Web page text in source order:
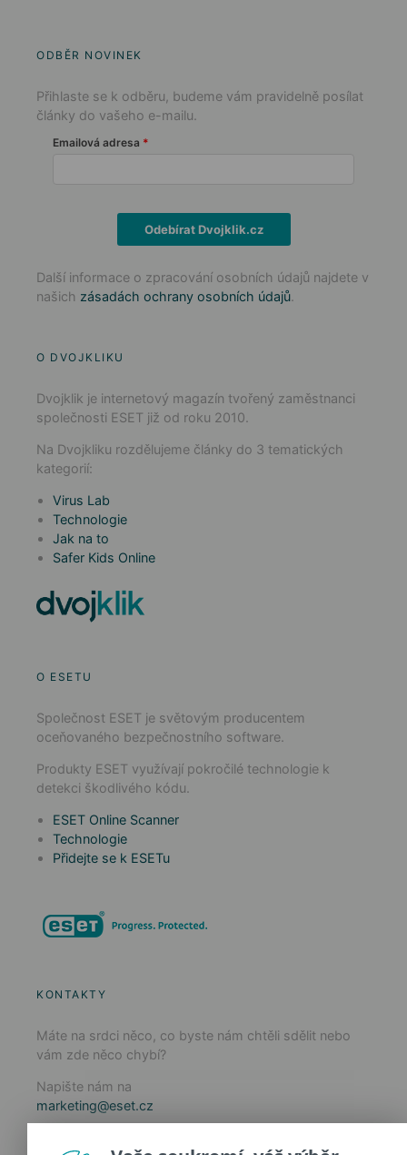
ODBĚR NOVINEK
Přihlaste se k odběru, budeme vám pravidelně posílat
články do vašeho e-mailu.
Emailová adresa
Odebírat Dvojklik.cz
Další informace o zpracování osobních údajů najdete v
našich zásadách ochrany osobních údajů.
O DVOJKLIKU
Dvojklik je internetový magazín tvořený zaměstnanci
společnosti ESET již od roku 2010.
Na Dvojkliku rozdělujeme články do 3 tematických
kategorií:
Virus Lab
Technologie
Jak na to
Safer Kids Online
O ESETU
Společnost ESET je světovým producentem
oceňovaného bezpečnostního software.
Produkty ESET využívají pokročilé technologie k
detekci škodlivého kódu.
ESET Online Scanner
Technologie
Přidejte se k ESETu
KONTAKTY
Máte na srdci něco, co byste nám chtěli sdělit nebo
vám zde něco chybí?
Napište nám na
marketing@eset.cz